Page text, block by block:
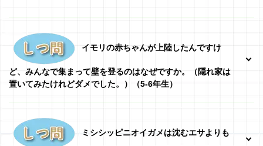
イモリの赤ちゃんが上陸したんですけ
ど、みんなで集まって壁を登るのはなぜですか。（隠れ家は
置いてみたけれどダメでした。）（5-6年生）
ミシシッピニオイガメは沈むエサよりも